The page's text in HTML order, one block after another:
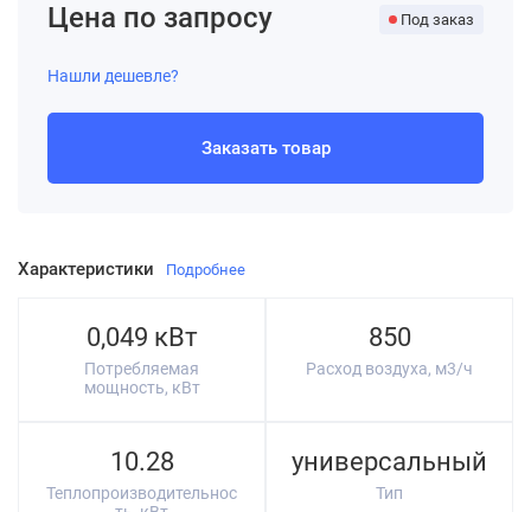
Характеристики Подробнее
0,049 кВт
Потребляемая
мощность, кВт
850
Расход воздуха, м3/ч
10.28
Теплопроизводительнос
универсальный
Тип
Цена по запросу Под заказ
Нашли дешевле?
Заказать товар